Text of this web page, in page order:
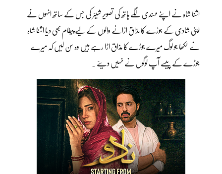
اشنا شاہ نے اپنے مہندی لگے ہاتھ کی تصویر شیئر کی جس کے ساتھ انہوں نے
اپنی شادی کے جوڑے کا مذاق اڑانے والوں کے لیے پیغام بھی دیا اشنا شاہ
نے لکھا جو لوگ میرے جوڑے کا مذاق اڑا رہے ہیں وہ سن لیں کہ میرے
جوڑے کے پیسے آپ لوگوں نے نہیں دیئے ۔